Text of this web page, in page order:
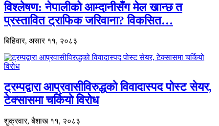
विश्लेषण: नेपालीको आम्दानीसँग मेल खान्छ त
प्रस्तावित ट्राफिक जरिवाना? विकसित…
बिहिवार, असार ११, २०८३
ट्रम्पद्वारा आप्रवासीविरुद्धको विवादास्पद पोस्ट सेयर,
टेक्सासमा चर्कियो विरोध
शुक्रवार, बैशाख ११, २०८३